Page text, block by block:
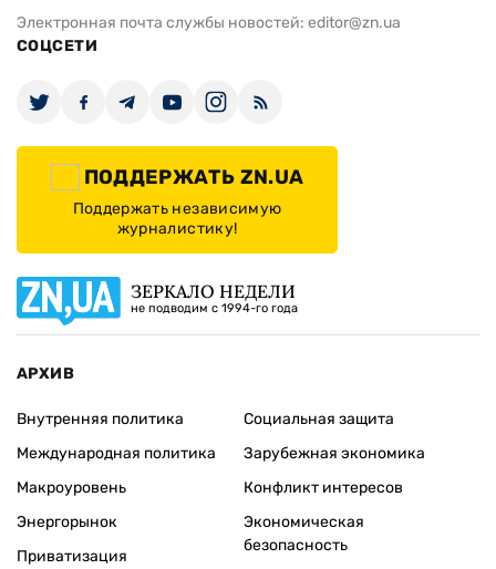
Электронная почта службы новостей: editor@zn.ua
СОЦСЕТИ
ПОДДЕРЖАТЬ ZN.UA
Поддержать независимую
журналистику!
ЗЕРКАЛО НЕДЕЛИ
не подводим с 1994-го года
АРХИВ
Внутренняя политика
Международная политика
Макроуровень
Энергорынок
Приватизация
Социальная защита
Зарубежная экономика
Конфликт интересов
Экономическая
безопасность